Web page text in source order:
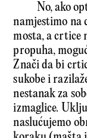
No, ako
namjestimo na
mosta, a crtice
propuha,
Znači da bi
sukobe i
nestanak za
izmaglice.
naslućujemo